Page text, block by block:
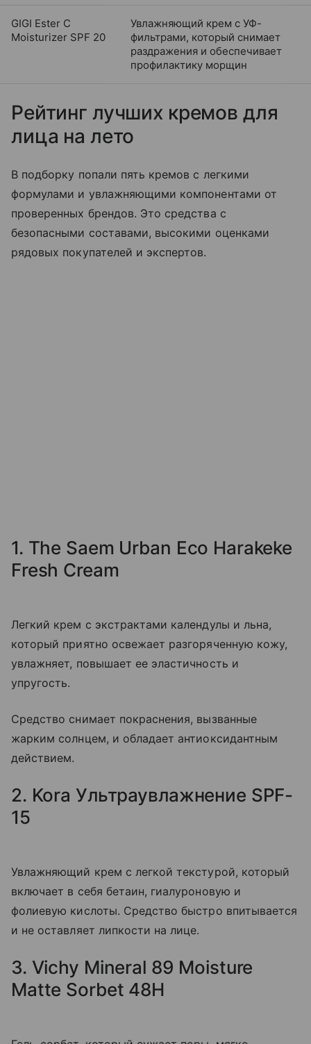
GIGI Ester C
Moisturizer SPF 20
Увлажняющий крем с УФ-
фильтрами, который снимает
раздражения и обеспечивает
профилактику морщин
Рейтинг лучших кремов для
лица на лето
В подборку попали пять кремов с легкими
формулами и увлажняющими компонентами от
проверенных брендов. Это средства с
безопасными составами, высокими оценками
рядовых покупателей и экспертов.
1. The Saem Urban Eco Harakeke
Fresh Cream
Легкий крем с экстрактами календулы и льна,
который приятно освежает разгоряченную кожу,
увлажняет, повышает ее эластичность и
упругость.
Средство снимает покраснения, вызванные
жарким солнцем, и обладает антиоксидантным
действием.
2. Kora Ультраувлажнение SPF-
15
Увлажняющий крем с легкой текстурой, который
включает в себя бетаин, гиалуроновую и
фолиевую кислоты. Средство быстро впитывается
и не оставляет липкости на лице.
3. Vichy Mineral 89 Moisture
Matte Sorbet 48H